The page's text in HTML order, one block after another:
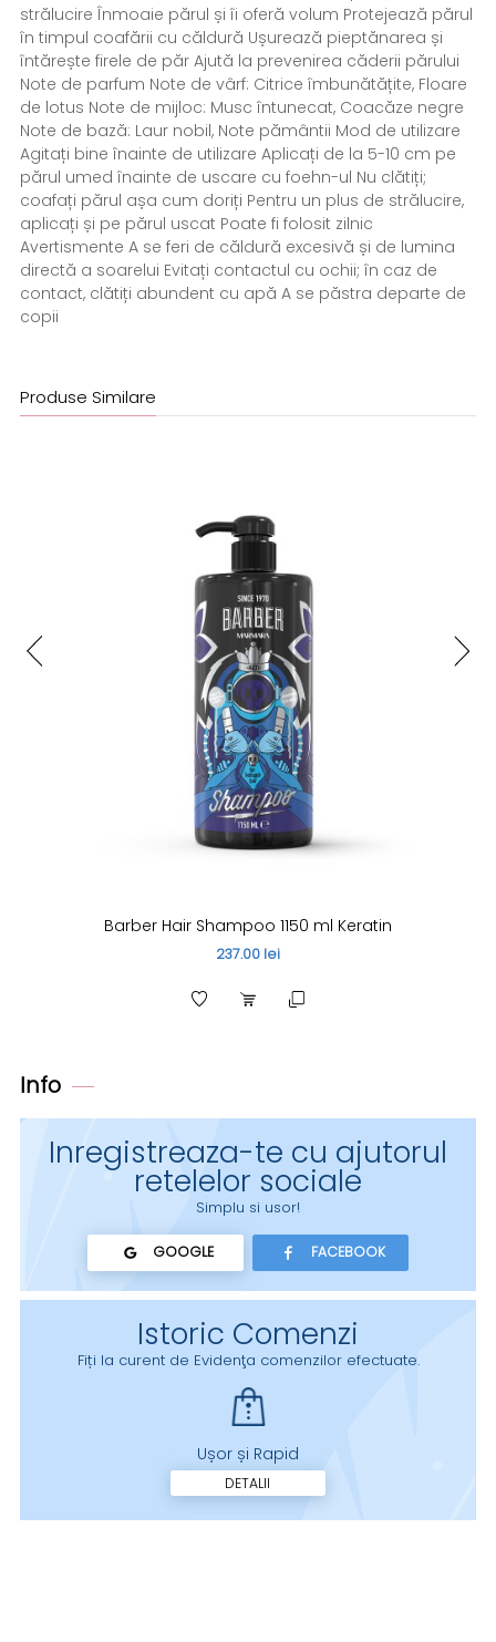
strălucire Înmoaie părul și îi oferă volum Protejează părul
în timpul coafării cu căldură Ușurează pieptănarea și
întărește firele de păr Ajută la prevenirea căderii părului
Note de parfum Note de vârf: Citrice îmbunătățite, Floare
de lotus Note de mijloc: Musc întunecat, Coacăze negre
Note de bază: Laur nobil, Note pământii Mod de utilizare
Agitați bine înainte de utilizare Aplicați de la 5-10 cm pe
părul umed înainte de uscare cu foehn-ul Nu clătiți;
coafați părul așa cum doriți Pentru un plus de strălucire,
aplicați și pe părul uscat Poate fi folosit zilnic
Avertismente A se feri de căldură excesivă și de lumina
directă a soarelui Evitați contactul cu ochii; în caz de
contact, clătiți abundent cu apă A se păstra departe de
copii
Produse Similare
Barber Hair Shampoo 1150 ml Keratin
237.00 lei
Info
Inregistreaza-te cu ajutorul
retelelor sociale
Simplu si usor!
GOOGLE FACEBOOK
Istoric Comenzi
Fiți la curent de Evidenţa comenzilor efectuate.
Ușor și Rapid
DETALII